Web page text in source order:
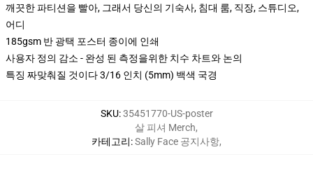
깨끗한 파티션을 빨아, 그래서 당신의 기숙사, 침대 룸, 직장, 스튜디오,
어디
185gsm 반 광택 포스터 종이에 인쇄
사용자 정의 감소 - 완성 된 측정을위한 치수 차트와 논의
특징 짜맞춰질 것이다 3/16 인치 (5mm) 백색 국경
SKU:35451770-US-poster
카테고리:
살 피셔 Merch,
Sally Face 공지사항,